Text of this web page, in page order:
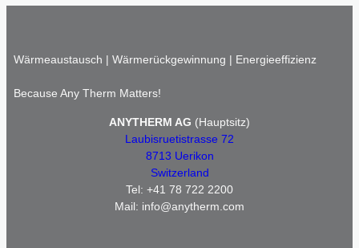
Wärmeaustausch | Wärmerückgewinnung | Energieeffizienz
Because Any Therm Matters!
ANYTHERM AG (Hauptsitz)
Laubisruetistrasse 72
8713 Uerikon
Switzerland
Tel: +41 78 722 2200
Mail: info@anytherm.com